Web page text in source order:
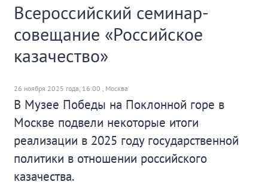
Всероссийский семинар-
совещание «Российское
казачество»
26 ноября 2025 года, 16:00 , Москва
В Музее Победы на Поклонной горе в
Москве подвели некоторые итоги
реализации в 2025 году государственной
политики в отношении российского
казачества.